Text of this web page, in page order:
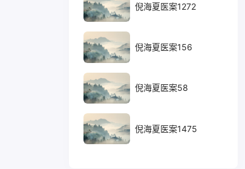
倪海夏医案1272
倪海夏医案156
倪海夏医案58
倪海夏医案1475